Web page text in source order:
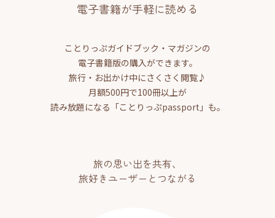
電子書籍が手軽に読める
ことりっぷガイドブック・マガジンの
電子書籍版の購入ができます。
旅行・お出かけ中にさくさく閲覧♪
月額500円で100冊以上が
読み放題になる「ことりっぷpassport」も。
旅の思い出を共有、
旅好きユーザーとつながる